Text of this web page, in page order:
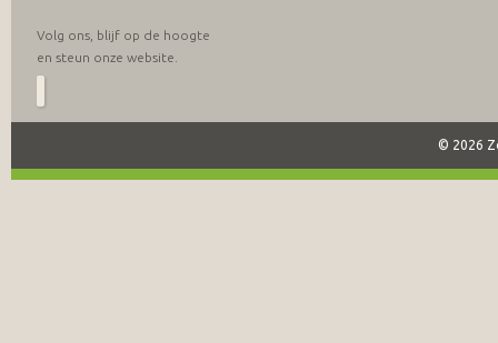
Volg ons, blijf op de hoogte
en steun onze website.
© 2026